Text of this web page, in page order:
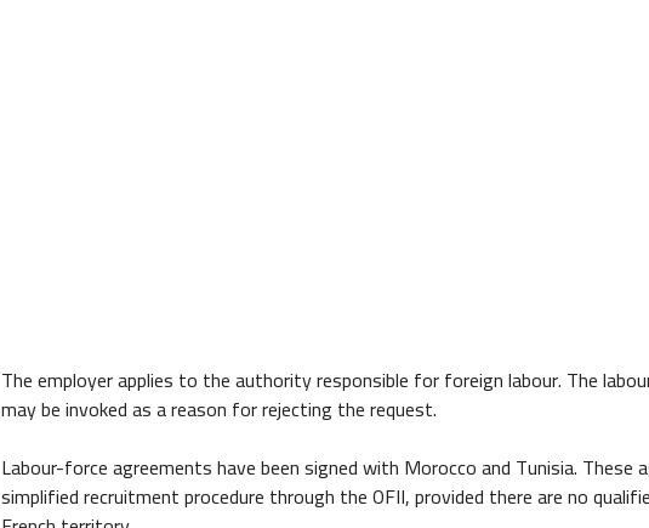
The employer applies to the authority responsible for foreign labour. The
may be invoked as a reason for rejecting the request.
Labour-force agreements have been signed with Morocco and Tunisia. These
simplified recruitment procedure through the OFII, provided there are no